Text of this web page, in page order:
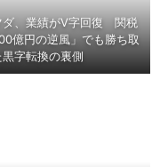
ダ、業績がV字回復 関税
億円の逆風」でも勝ち取
黒字転換の裏側